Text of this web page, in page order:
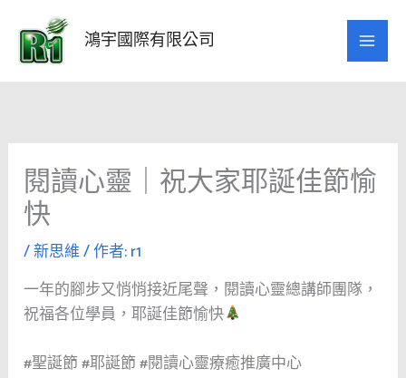
要
鴻宇國際有限公司
閱讀心靈｜祝大家耶誕佳節愉
快
/新思維/ 作者:r1
一年的腳步又悄悄接近尾聲，閱讀心靈總講師團隊，
祝福各位學員，耶誕佳節愉快
#聖誕節 #耶誕節 #閱讀心靈療癒推廣中心